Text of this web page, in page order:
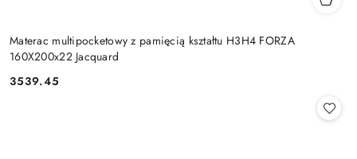
Materac multipocketowy z pamięcią kształtu H3H4 FORZA
160X200x22 Jacquard
Cena:
3539.45